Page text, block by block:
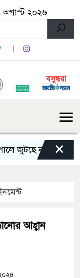
অগাস্ট ২০২৬
না ইলিশ, দাম বেশ
×
আহ্বান